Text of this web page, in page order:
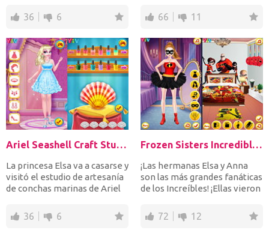
36 6 66 11
Ariel Seashell Craft Studio
La princesa Elsa va a casarse y
visitó el estudio de artesanía
de conchas marinas de Ariel
36 6
Frozen Sisters Incredible Addiction
¡Las hermanas Elsa y Anna
son las más grandes fanáticas
de los Increíbles! ¡Ellas vieron
72 12